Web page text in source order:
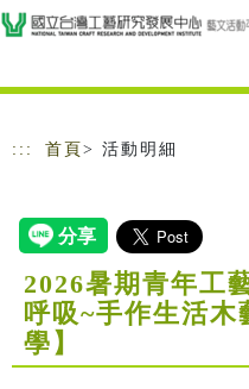
跳到主要內容
網站導覽
::: 首頁 > 活動明細
2026暑期青年工
呼吸~手作生活
學】